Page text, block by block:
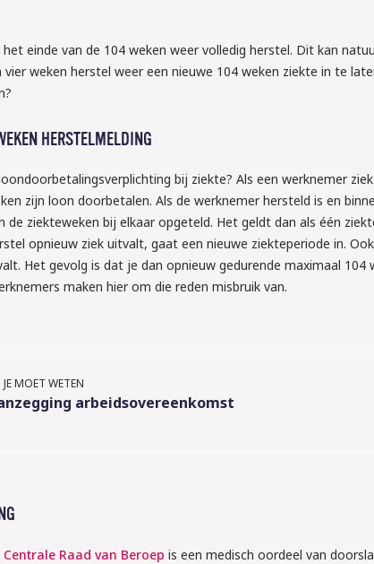
einde van de 104 weken weer volledig herstel. Dit kan
weken herstel weer een nieuwe 104 weken ziekte in te
HERSTELMELDING
bij ziekte? Als een werknemer
zijn loon doorbetalen. Als de werknemer hersteld is en
ziekteweken bij elkaar opgeteld. Het geldt dan als één
opnieuw ziek uitvalt, gaat een nieuwe ziekteperiode in.
Het gevolg is dat je dan opnieuw gedurende maximaal 104
maken hier om die reden misbruik van.
MOET WETEN
arbeidsovereenkomst
Centrale Raad van Beroep is een medisch oordeel van
2026
het
arbeids-